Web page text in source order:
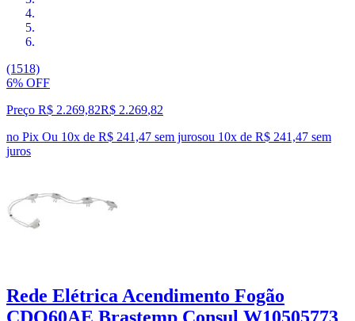
(1518)
6% OFF
Preço R$ 2.269,82R$ 2.269,82
no Pix Ou 10x de R$ 241,47 sem jurosou 10x de R$ 241,47 sem
juros
Rede Elétrica Acendimento Fogão